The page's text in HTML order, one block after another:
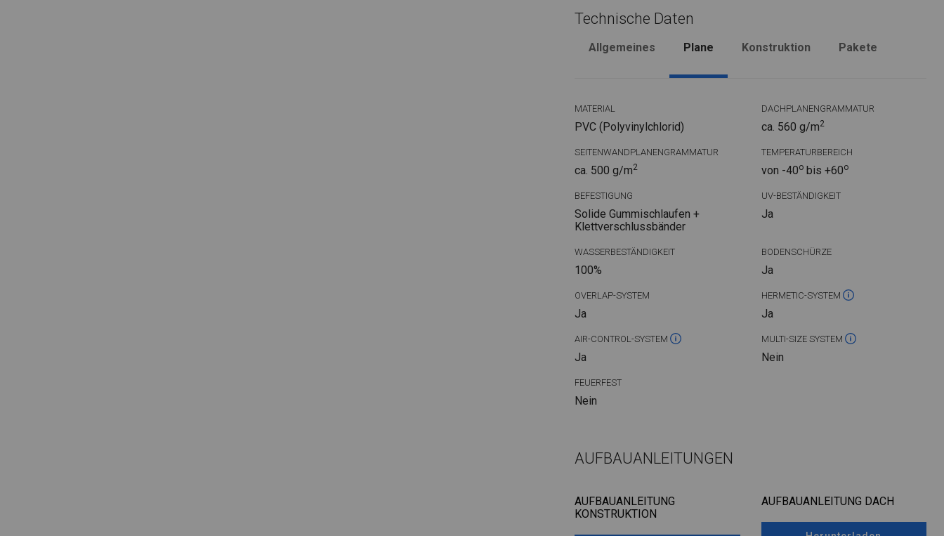
Technische Daten
Allgemeines Plane Konstruktion Pakete
MATERIAL
PVC (Polyvinylchlorid)
DACHPLANENGRAMMATUR
ca. 560 g/m2
SEITENWANDPLANENGRAMMATUR
ca. 500 g/m2
TEMPERATURBEREICH
von -40obis +60o
BEFESTIGUNG
Solide Gummischlaufen +
Klettverschlussbänder
UV-BESTÄNDIGKEIT
Ja
WASSERBESTÄNDIGKEIT
100%
BODENSCHÜRZE
Ja
OVERLAP-SYSTEM
Ja
HERMETIC-SYSTEM
Ja
AIR-CONTROL-SYSTEM
Ja
MULTI-SIZE SYSTEM
Nein
FEUERFEST
Nein
AUFBAUANLEITUNGEN
AUFBAUANLEITUNG
KONSTRUKTION
AUFBAUANLEITUNG DACH